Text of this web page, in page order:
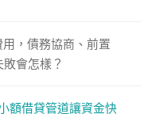
，債務協商、前置
會怎樣？
額借貸管道讓資金快